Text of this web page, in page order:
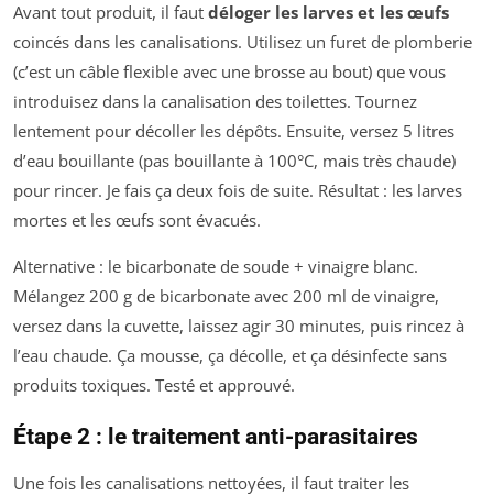
Avant tout produit, il faut déloger les larves et les œufs
coincés dans les canalisations. Utilisez un furet de plomberie
(c’est un câble flexible avec une brosse au bout) que vous
introduisez dans la canalisation des toilettes. Tournez
lentement pour décoller les dépôts. Ensuite, versez 5 litres
d’eau bouillante (pas bouillante à 100°C, mais très chaude)
pour rincer. Je fais ça deux fois de suite. Résultat : les larves
mortes et les œufs sont évacués.
Alternative : le bicarbonate de soude + vinaigre blanc.
Mélangez 200 g de bicarbonate avec 200 ml de vinaigre,
versez dans la cuvette, laissez agir 30 minutes, puis rincez à
l’eau chaude. Ça mousse, ça décolle, et ça désinfecte sans
produits toxiques. Testé et approuvé.
Étape 2 : le traitement anti-parasitaires
Une fois les canalisations nettoyées, il faut traiter les